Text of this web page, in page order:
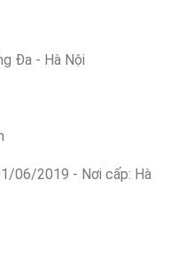
Đa - Hà Nội
06/2019 - Nơi cấp: Hà